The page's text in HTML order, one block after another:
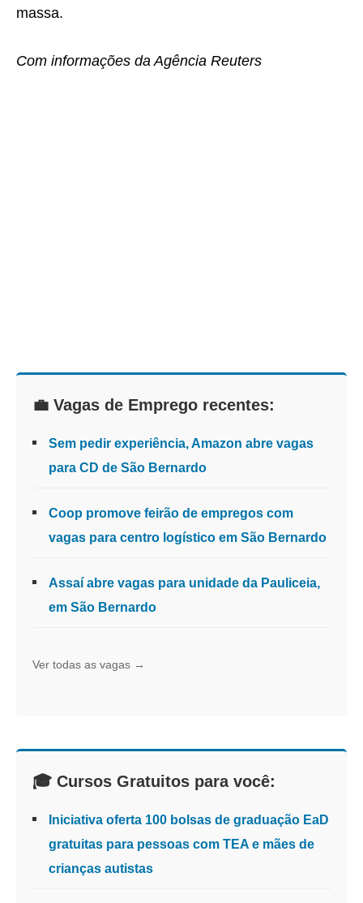
massa.
Com informações da Agência Reuters
💼 Vagas de Emprego recentes:
Sem pedir experiência, Amazon abre vagas
para CD de São Bernardo
Coop promove feirão de empregos com
vagas para centro logístico em São Bernardo
Assaí abre vagas para unidade da Pauliceia,
em São Bernardo
Ver todas as vagas →
🎓 Cursos Gratuitos para você:
Iniciativa oferta 100 bolsas de graduação EaD
gratuitas para pessoas com TEA e mães de
crianças autistas